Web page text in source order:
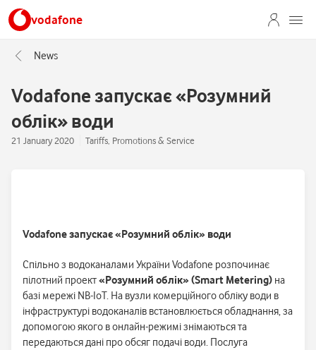
vodafone
News
Vodafone запускає «Розумний
облік» води
21 January 2020 Tariffs, Promotions & Service
Vodafone запускає «Розумний облік» води
Спільно з водоканалами України Vodafone розпочинає
пілотний проект«Розумний облік» (Smart Metering) на
базі мережі NB-IoT. На вузли комерційного обліку води в
інфраструктурі водоканалів встановлюється обладнання, за
допомогою якого в онлайн-режимі знімаються та
передаються дані про обсяг подачі води. Послуга